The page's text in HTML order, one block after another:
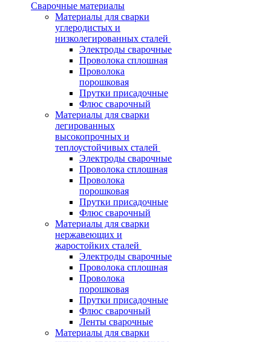
Сварочные материалы
Материалы для сварки
углеродистых и
низколегированных сталей
Электроды сварочные
Проволока сплошная
Проволока
порошковая
Прутки присадочные
Флюс сварочный
Материалы для сварки
легированных
высокопрочных и
теплоустойчивых сталей
Электроды сварочные
Проволока сплошная
Проволока
порошковая
Прутки присадочные
Флюс сварочный
Материалы для сварки
нержавеющих и
жаростойких сталей
Электроды сварочные
Проволока сплошная
Проволока
порошковая
Прутки присадочные
Флюс сварочный
Ленты сварочные
Материалы для сварки